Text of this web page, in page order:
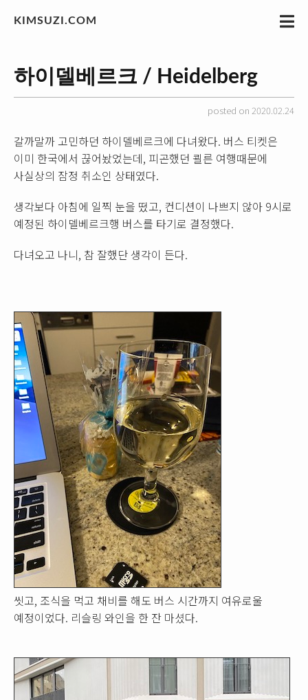
KIMSUZI.COM
하이델베르크 / Heidelberg
posted on 2020.02.24
갈까말까 고민하던 하이델베르크에 다녀왔다. 버스 티켓은
이미 한국에서 끊어놨었는데, 피곤했던 쾰른 여행때문에
사실상의 잠정 취소인 상태였다.
생각보다 아침에 일찍 눈을 떴고, 컨디션이 나쁘지 않아 9시로
예정된 하이델베르크행 버스를 타기로 결정했다.
다녀오고 나니, 참 잘했단 생각이 든다.
씻고, 조식을 먹고 채비를 해도 버스 시간까지 여유로울
예정이었다. 리슬링 와인을 한 잔 마셨다.